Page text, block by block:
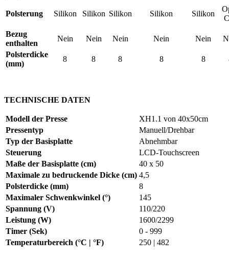
Polsterung Silikon Silikon Silikon Silikon Silikon
Bezug
enthalten
Nein Nein Nein Nein Nein
Polsterdicke
(mm)
8 8 8 8 8
TECHNISCHE DATEN
Modell der Presse XH1.1 von 40x50cm
Pressentyp
Manuell/Drehbar
Typ der Basisplatte
Abnehmbar
Steuerung
LCD-Touchscreen
Maße der Basisplatte (cm)
40 x 50
Maximale zu bedruckende Dicke (cm) 4,5
Polsterdicke (mm)
8
Maximaler Schwenkwinkel (°)
145
Spannung (V)
110/220
Leistung (W)
1600/2299
Timer (Sek)
0 - 999
Temperaturbereich (°C | °F)
250 | 482